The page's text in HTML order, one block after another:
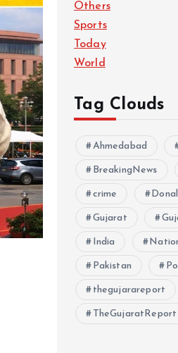
Others
Sports
Today
World
Tag Clouds
Ahmedabad
BreakingNews
crime
Gujarat
India
Pakistan
thegujarareport
TheGujaratReport